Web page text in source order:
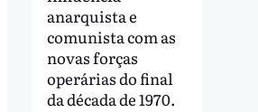
anarquista e
comunista com as
novas forças
operárias do final
da década de 1970.